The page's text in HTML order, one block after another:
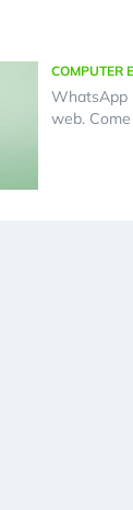
COMPUTER
WhatsApp
web.